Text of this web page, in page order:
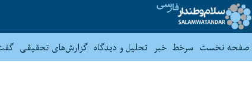
صفحه نخست سرخط خبر تحلیل و دیدگاه گزارش‌های تحقیقی